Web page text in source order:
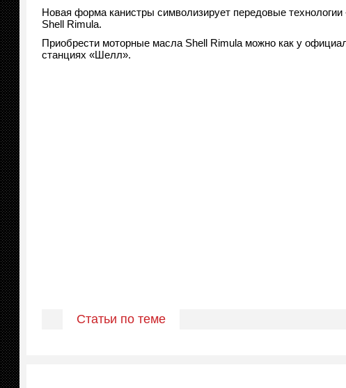
Новая форма канистры символизирует передовые
Shell Rimula.
Приобрести моторные масла Shell Rimula можно как у
станциях «Шелл».
Статьи по теме